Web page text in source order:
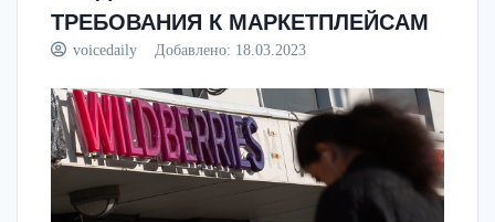
ТРЕБОВАНИЯ К МАРКЕТПЛЕЙСАМ
voicedaily Добавлено: 18.03.2023